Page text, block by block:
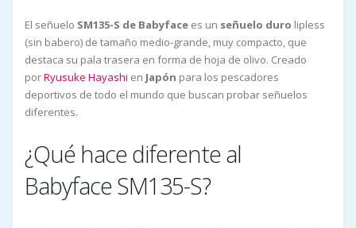
El señuelo SM135-S de Babyface es un señuelo duro lipless
(sin babero) de tamaño medio-grande, muy compacto, que
destaca su pala trasera en forma de hoja de olivo. Creado
porRyusuke Hayashi en Japón para los pescadores
deportivos de todo el mundo que buscan probar señuelos
diferentes.
¿Qué hace diferente al
Babyface SM135-S?